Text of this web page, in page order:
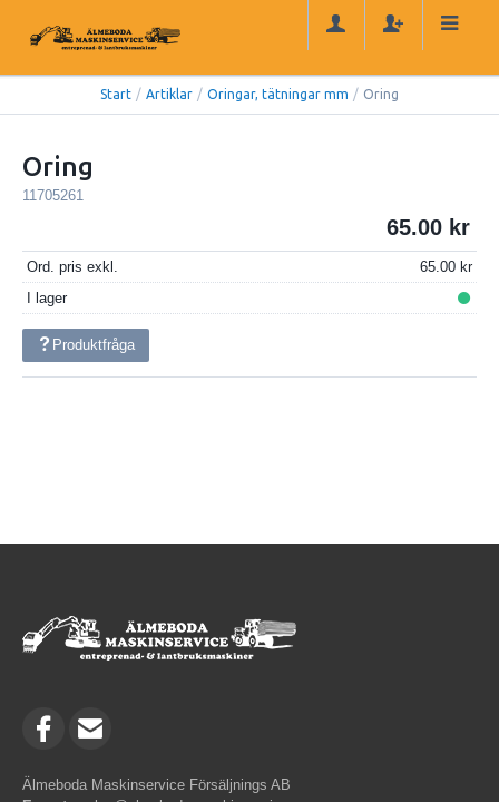
Start / Artiklar / Oringar, tätningar mm / Oring
Oring
11705261
65.00
Ord. pris exkl.
65.00
I lager
Produktfråga
Älmeboda Maskinservice Försäljnings AB